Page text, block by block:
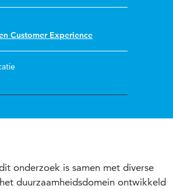
Customer Experience
onderzoek is samen met diverse
duurzaamheidsdomein ontwikkeld